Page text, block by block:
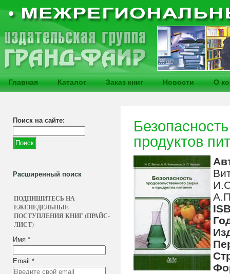
Главная Каталог Заказ книг Новости О
Поиск на сайте:
Расширенный поиск
ПОДПИШИТЕСЬ НА
ЕЖЕНЕДЕЛЬНЫЕ
ПОСТУПЛЕНИЯ КНИГ (ПРАЙС-
ЛИСТ)
Имя *
Email *
продуктов